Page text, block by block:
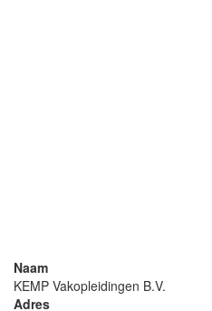
Naam
KEMP Vakopleidingen B.V.
Adres